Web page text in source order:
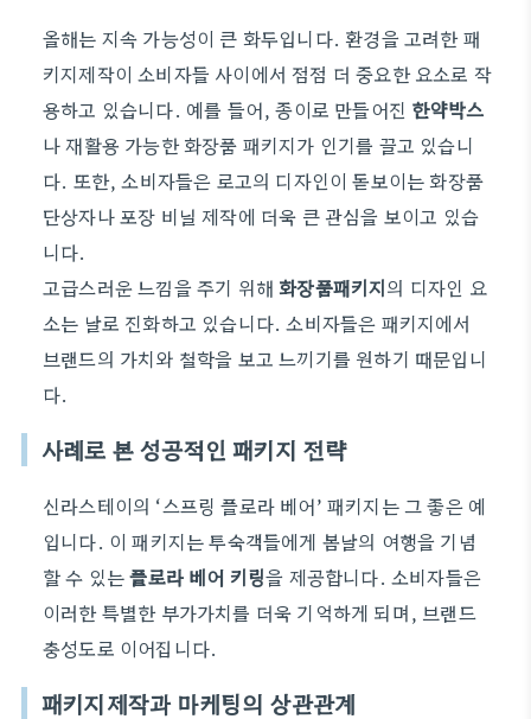
올해는 지속 가능성이 큰 화두입니다. 환경을 고려한 패
키지제작이 소비자들 사이에서 점점 더 중요한 요소로 작
용하고 있습니다. 예를 들어, 종이로 만들어진 한약박스
나 재활용 가능한 화장품 패키지가 인기를 끌고 있습니
다. 또한, 소비자들은 로고의 디자인이 돋보이는 화장품
단상자나 포장 비닐 제작에 더욱 큰 관심을 보이고 있습
니다.
고급스러운 느낌을 주기 위해 화장품패키지의 디자인 요
소는 날로 진화하고 있습니다. 소비자들은 패키지에서
브랜드의 가치와 철학을 보고 느끼기를 원하기 때문입니
다.
사례로 본 성공적인 패키지 전략
신라스테이의 ‘스프링 플로라 베어’ 패키지는 그 좋은 예
입니다. 이 패키지는 투숙객들에게 봄날의 여행을 기념
할 수 있는플로라 베어 키링을 제공합니다. 소비자들은
이러한 특별한 부가가치를 더욱 기억하게 되며, 브랜드
충성도로 이어집니다.
패키지제작과 마케팅의 상관관계